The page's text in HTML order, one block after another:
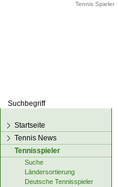
Tennis Spieler·
Startseite
Tennis News
Tennisspieler
Suche
Ländersortierung
Deutsche Tennisspieler